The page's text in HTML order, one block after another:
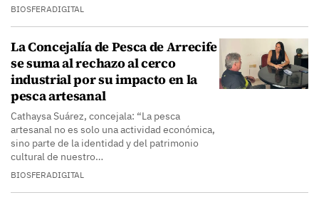
BIOSFERADIGITAL
La Concejalía de Pesca de Arrecife
se suma al rechazo al cerco
industrial por su impacto en la
pesca artesanal
Cathaysa Suárez, concejala: “La pesca
artesanal no es solo una actividad económica,
sino parte de la identidad y del patrimonio
cultural de nuestro…
BIOSFERADIGITAL